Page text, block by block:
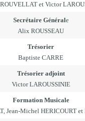
ROUVELLAT et Victor
Secrétaire Générale
Alix ROUSSEAU
Trésorier
Baptiste CARRE
Trésorier adjoint
Victor LAROUSSINIE
Formation Musicale
Jean-Michel HERICOURT et